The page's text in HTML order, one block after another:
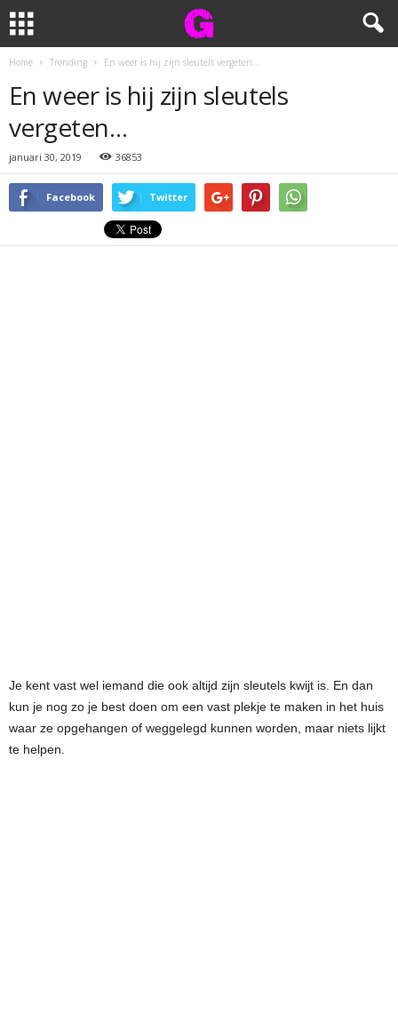
Home Trending En weer is hij zijn sleutels vergeten…
En weer is hij zijn sleutels
vergeten…
januari 30, 2019 36853
Facebook Twitter
Je kent vast wel iemand die ook altijd zijn sleutels kwijt is. En dan
kun je nog zo je best doen om een vast plekje te maken in het huis
waar ze opgehangen of weggelegd kunnen worden, maar niets lijkt
te helpen.